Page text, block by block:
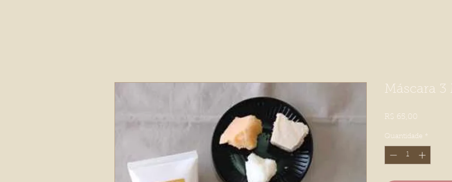
Máscara 3
R$ 65,00
Quantidade *